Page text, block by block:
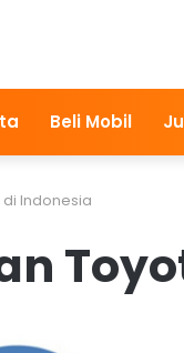
Beli Mobil
Indonesia